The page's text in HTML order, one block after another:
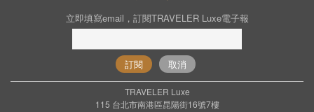
立即填寫email，訂閱TRAVELER Luxe電子報
訂閱 取消
TRAVELER Luxe
115 台北市南港區昆陽街16號7樓